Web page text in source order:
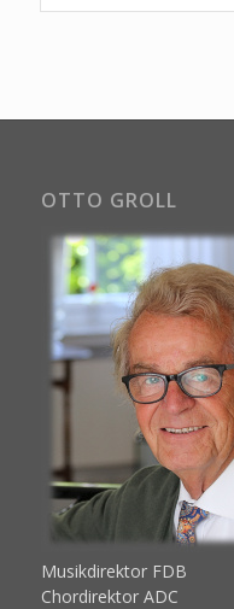
OTTO GROLL
Musikdirektor FDB
Chordirektor ADC